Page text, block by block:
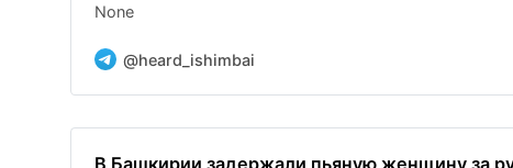
None
@heard_ishimbai
В Башкирии задержали пьяную женщину за